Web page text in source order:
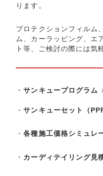
ります。
プロテクションフィルム
ム、カーラッピング、エ
ト等、ご検討の際には気
・サンキュープログラム
・サンキューセット（
・各種施工価格シミュレ
・ カーディテイリング見